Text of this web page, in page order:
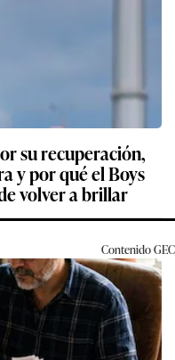
su recuperación,
y por qué el Boys
volver a brillar
ContenidoGEC